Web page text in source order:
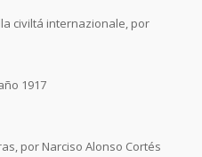
civiltá internazionale, por
1917
por Narciso Alonso Cortés